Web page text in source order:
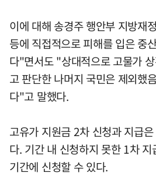
이에 대해 송경주 행안부 지방재
등에 직접적으로 피해를 입은 중
다"면서도 "상대적으로 고물가
고 판단한 나머지 국민은 제외했
다"고 말했다.
고유가 지원금 2차 신청과 지급
다. 기간 내 신청하지 못한 1차
기간에 신청할 수 있다.